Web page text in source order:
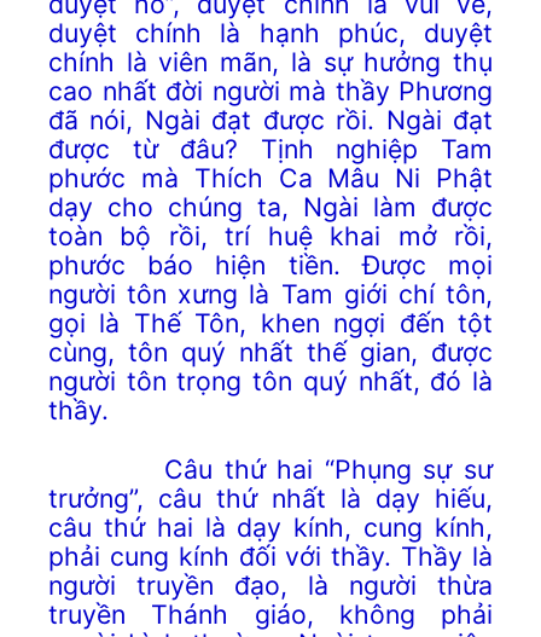
duyệt chính là hạnh phúc, duyệt
chính là viên mãn, là sự hưởng thụ
cao nhất đời người mà thầy Phương
đã nói, Ngài đạt được rồi. Ngài đạt
được từ đâu? Tịnh nghiệp Tam
phước mà Thích Ca Mâu Ni Phật
dạy cho chúng ta, Ngài làm được
toàn bộ rồi, trí huệ khai mở rồi,
phước báo hiện tiền. Được mọi
người tôn xưng là Tam giới chí tôn,
gọi là Thế Tôn, khen ngợi đến tột
cùng, tôn quý nhất thế gian, được
người tôn trọng tôn quý nhất, đó là
thầy.
Câu thứ hai “Phụng sự sư
trưởng”, câu thứ nhất là dạy hiếu,
câu thứ hai là dạy kính, cung kính,
phải cung kính đối với thầy. Thầy là
người truyền đạo, là người thừa
truyền Thánh giáo, không phải